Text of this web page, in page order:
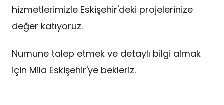
hizmetlerimizle Eskişehir'deki projelerinize
değer katıyoruz.
Numune talep etmek ve detaylı bilgi almak
için Mila Eskişehir'ye bekleriz.